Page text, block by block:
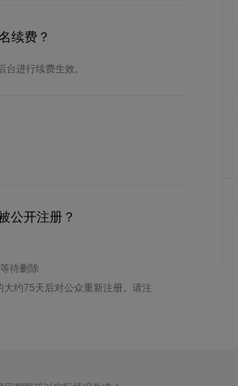
续费？
进行续费生效。
公开注册？
待删除
约75天后对公众重新注册。请注